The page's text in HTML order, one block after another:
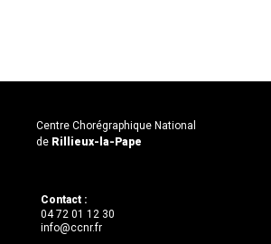
Centre Chorégraphique National
de Rillieux-la-Pape
Contact :
04 72 01 12 30
info@ccnr.fr